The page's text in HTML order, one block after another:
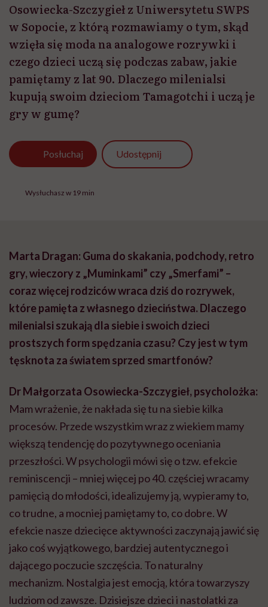
Osowiecka-Szczygieł z Uniwersytetu SWPS
w Sopocie, z którą rozmawiamy o tym, skąd
wzięła się moda na analogowe rozrywki i
czego dzieci uczą się podczas zabaw, jakie
pamiętamy z lat 90. Dlaczego milenialsi
kupują swoim dzieciom Tamagotchi i uczą je
gry w gumę?
Posłuchaj Udostępnij
Wysłuchasz w 19 min
Marta Dragan: Guma do skakania, podchody, retro
gry, wieczory z „Muminkami” czy „Smerfami” –
coraz więcej rodziców wraca dziś do rozrywek,
które pamięta z własnego dzieciństwa. Dlaczego
milenialsi szukają dla siebie i swoich dzieci
prostszych form spędzania czasu? Czy jest w tym
tęsknota za światem sprzed smartfonów?
Dr Małgorzata Osowiecka-Szczygieł, psycholożka:
Mam wrażenie, że nakłada się tu na siebie kilka
procesów. Przede wszystkim wraz z wiekiem mamy
większą tendencję do pozytywnego oceniania
przeszłości. W psychologii mówi się o tzw. efekcie
reminiscencji – mniej więcej po 40. częściej wracamy
pamięcią do młodości, idealizujemy ją, wypieramy to,
co trudne, a mocniej pamiętamy to, co dobre. W
efekcie nasze dziecięce aktywności zaczynają jawić się
jako coś wyjątkowego, bardziej autentycznego i
dającego poczucie szczęścia. To naturalny
mechanizm. Nostalgia jest emocją, która towarzyszy
ludziom od zawsze. Dzisiejsze dzieci i nastolatki za